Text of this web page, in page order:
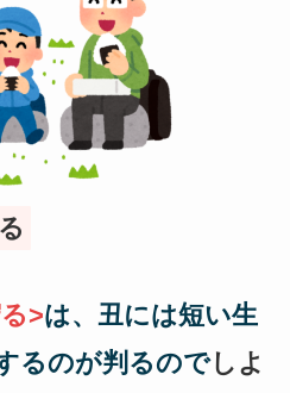
>は、丑には短い生
るのが判るのでしよ